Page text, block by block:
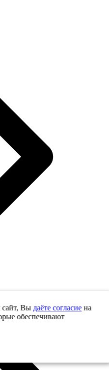
сайт, Вы даёте согласиена
обеспечивают